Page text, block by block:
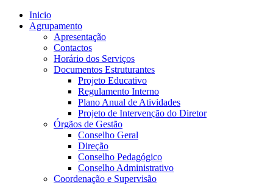
Inicio
Agrupamento
Apresentação
Contactos
Horário dos Serviços
Documentos Estruturantes
Projeto Educativo
Regulamento Interno
Plano Anual de Atividades
Projeto de Intervenção do Diretor
Órgãos de Gestão
Conselho Geral
Direção
Conselho Pedagógico
Conselho Administrativo
Coordenação e Supervisão